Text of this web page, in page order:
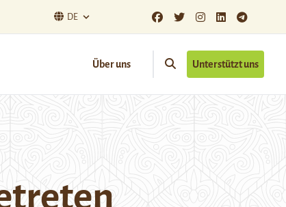
DE
Über uns Unterstützt uns